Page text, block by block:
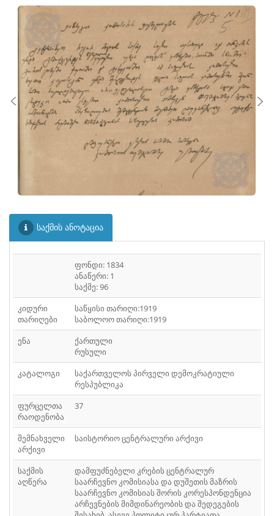
ᲤᲐᲘᲚᲘ
ᲤᲐᲘᲚᲘ
ᲤᲐᲘᲚᲘ 23
ᲤᲐᲘᲚᲘ 24
ᲤᲐᲘᲚᲘ 25
26
ᲤᲐᲘᲚᲘ 28
ᲤᲐᲘᲚᲘ
31
ᲤᲐᲘᲚᲘ 33
34
35
ᲤᲐᲘᲚᲘ 36
ᲤᲐᲘᲚᲘ
ᲤᲐᲘᲚᲘ
39
40
საქმის ანოტაცია
ფონდი: 1834
ანაწერი: 1
საქმე: 96
კიდური
თარიღები
საწყისი თარიღი:1919
საბოლოო თარიღი:1919
ენა
ქართული
რუსული
კატალოგი
საქართველოს პირველი დემოკრატიული
რესპუბლიკა
ფურცელთა
რაოდენობა
37
შემნახველი
არქივი
საისტორიო ცენტრალური არქივი
საქმის
აღწერა
დამფუძნებელი კრების ცენტრალურ
საარჩევნო კომისიასა და დუშეთის მაზრის
საარჩევნო კომისიას შორის კორესპონდენცია
არჩევნების მიმდინარეობის და შედეგების